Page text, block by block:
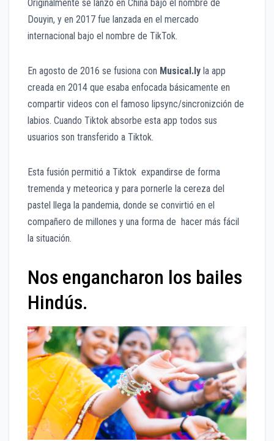
Originalmente se lanzó en China bajo el nombre de
Douyin, y en 2017 fue lanzada en el mercado
internacional bajo el nombre de TikTok.
En agosto de 2016 se fusiona con Musical.ly la app
creada en 2014 que esaba enfocada básicamente en
compartir videos con el famoso lipsync/sincronizción de
labios. Cuando Tiktok absorbe esta app todos sus
usuarios son transferido a Tiktok.
Esta fusión permitió a Tiktok expandirse de forma
tremenda y meteorica y para pornerle la cereza del
pastel llega la pandemia, donde se convirtió en el
compañero de millones y una forma de hacer más fácil
la situación.
Nos engancharon los bailes
Hindús.